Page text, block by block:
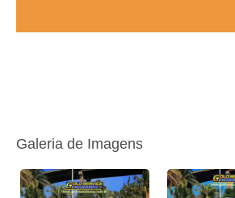
Galeria de Imagens